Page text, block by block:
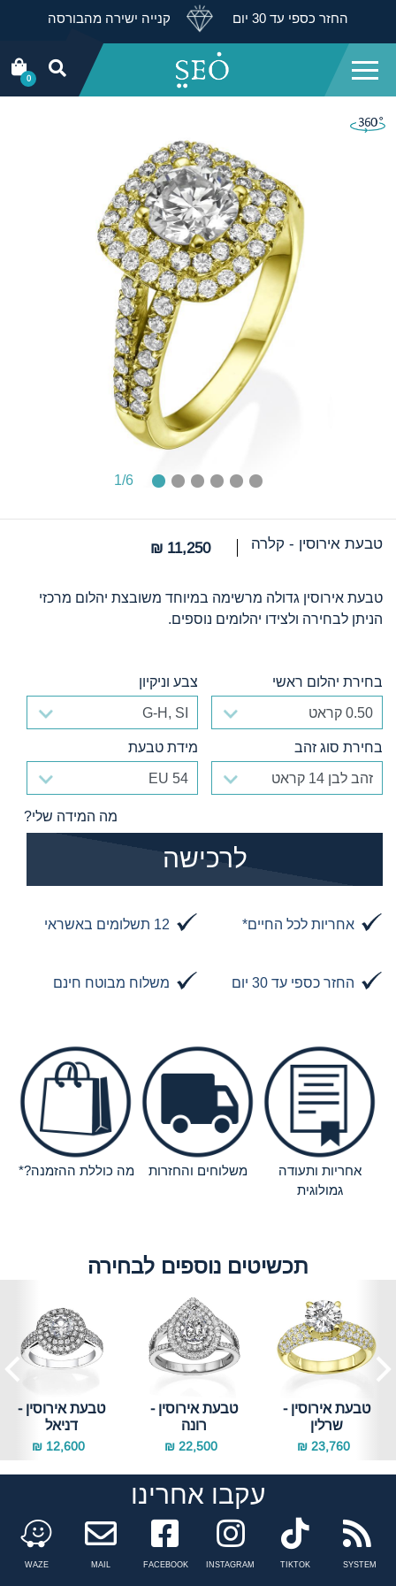
החזר כספי עד 30 יום קנייה ישירה מהבורסה
0
1/6
טבעת אירוסין - קלרה 11,250 ₪
טבעת אירוסין גדולה מרשימה במיוחד משובצת יהלום מרכזי
הניתן לבחירה ולצידו יהלומים נוספים.
בחירת יהלום ראשי
בחירת יהלום ראשי
צבע וניקיון
צבע וניקיון
בחירת סוג זהב
בחירת סוג זהב
מידת טבעת
מידת טבעת
מה המידה שלי?
לרכישה
אחריות לכל החיים* 12 תשלומים באשראי
החזר כספי עד 30 יום משלוח מבוטח חינם
אחריות ותעודה
גמולוגית
משלוחים והחזרות מה כוללת ההזמנה?*
תכשיטים נוספים לבחירה
טבעת אירוסין -
דניאל
12,600 ₪
טבעת אירוסין -
רונה
22,500 ₪
טבעת אירוסין -
שרלין
23,760 ₪
עקבו אחרינו
WAZE MAIL
Facebook
FACEBOOK
instagram
INSTAGRAM
tiktok
TIKTOK SYSTEM